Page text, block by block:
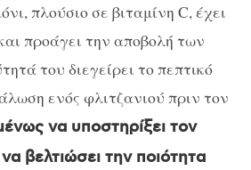
πλούσιο σε βιταμίνη C, έχει
προάγει την αποβολή των
του διεγείρει το πεπτικό
ενός φλιτζανιού πριν τον
να υποστηρίξει τον
βελτιώσει την ποιότητα